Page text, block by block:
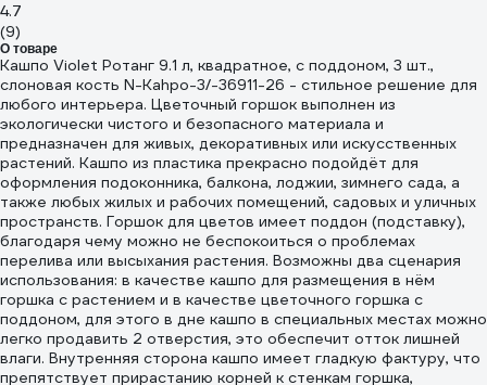
4.7
(9)
О товаре
Кашпо Violet Ротанг 9.1 л, квадратное, с поддоном, 3 шт.,
слоновая кость N-Kahpo-3/-36911-26 - стильное решение для
любого интерьера. Цветочный горшок выполнен из
экологически чистого и безопасного материала и
предназначен для живых, декоративных или искусственных
растений. Кашпо из пластика прекрасно подойдёт для
оформления подоконника, балкона, лоджии, зимнего сада, а
также любых жилых и рабочих помещений, садовых и уличных
пространств. Горшок для цветов имеет поддон (подставку),
благодаря чему можно не беспокоиться о проблемах
перелива или высыхания растения. Возможны два сценария
использования: в качестве кашпо для размещения в нём
горшка с растением и в качестве цветочного горшка с
поддоном, для этого в дне кашпо в специальных местах можно
легко продавить 2 отверстия, это обеспечит отток лишней
влаги. Внутренняя сторона кашпо имеет гладкую фактуру, что
препятствует прирастанию корней к стенкам горшка,